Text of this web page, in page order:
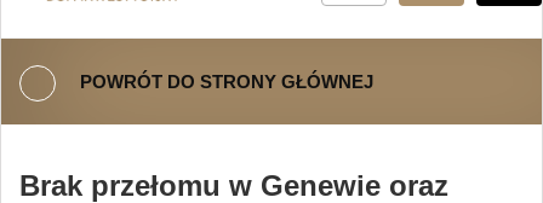
POWRÓT DO STRONY GŁÓWNEJ
Brak przełomu w Genewie oraz